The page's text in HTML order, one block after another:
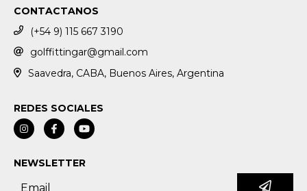
CONTACTANOS
(+54 9) 115 667 3190
golffittingar@gmail.com
Saavedra, CABA, Buenos Aires, Argentina
REDES SOCIALES
NEWSLETTER